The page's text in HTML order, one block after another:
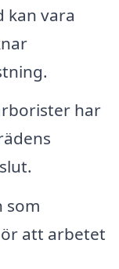
kan vara
har
som
att arbetet